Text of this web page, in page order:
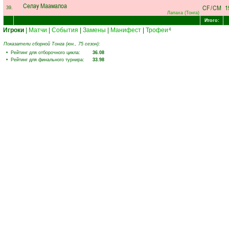
39. Селау Маамалоа
Лапаха (Тонга)
CF/CM
Итого:
Игроки Матчи События Замены Манифест Трофеи 4
Показатели сборной Тонга (юн., 75 сезон):
• Рейтинг для отборочного цикла:
36.08
• Рейтинг для финального турнира:
33.98